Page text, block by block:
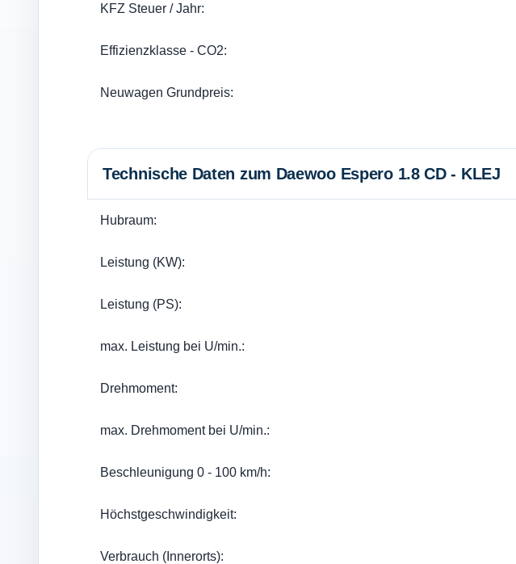
KFZ Steuer / Jahr:
Effizienzklasse - CO2:
Neuwagen Grundpreis:
Technische Daten zum Daewoo Espero 1.8 CD - KLEJ
Hubraum:
Leistung (KW):
Leistung (PS):
max. Leistung bei U/min.:
Drehmoment:
max. Drehmoment bei U/min.:
Beschleunigung 0 - 100 km/h:
Höchstgeschwindigkeit:
Verbrauch (Innerorts):